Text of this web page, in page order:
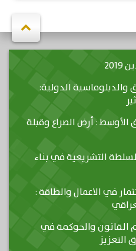
والدبلوماسية الدولية:
الأوسط : أرض الصراع وقبلة
التشريعية في بناء
في الاعمال والطاقة :
القانون والحوكمة في
التعزيز